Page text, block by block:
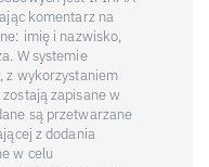
komentarz na
imię i nazwisko,
W systemie
z wykorzystaniem
zapisane w
są przetwarzane
z dodania
w celu